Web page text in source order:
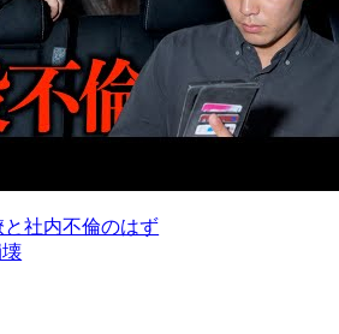
社内不倫のはず